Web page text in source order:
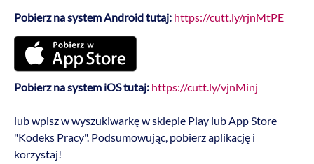
Pobierz na system Android tutaj: https://cutt.ly/rjnMtPE
Pobierz na system iOS tutaj: https://cutt.ly/vjnMinj
lub wpisz w wyszukiwarkę w sklepie Play lub App Store
"Kodeks Pracy". Podsumowując, pobierz aplikację i
korzystaj!